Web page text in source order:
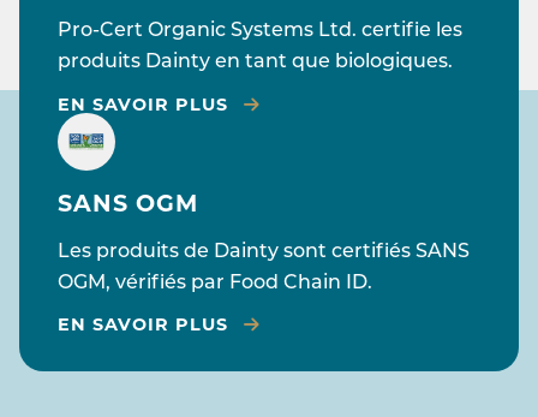
Pro-Cert Organic Systems Ltd. certifie les
produits Dainty en tant que biologiques.
EN SAVOIR PLUS
SANS OGM
Les produits de Dainty sont certifiés SANS
OGM, vérifiés par Food Chain ID.
EN SAVOIR PLUS